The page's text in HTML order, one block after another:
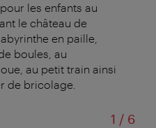
les enfants au
le château de
en paille,
boules, au
au petit train ainsi
de bricolage.
1 /sur
6